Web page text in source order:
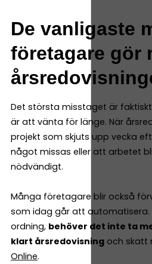
De vanligaste
företagare gör
Det största misstaget är
är att vänta för länge. När
projekt som skjuts upp vecka
något missas eller att arbetet
nödvändigt.
Många företagare blir också
som idag går att automatisera.
ordning, behöver det inte ta
klart årsredovisning och skatt
Online.